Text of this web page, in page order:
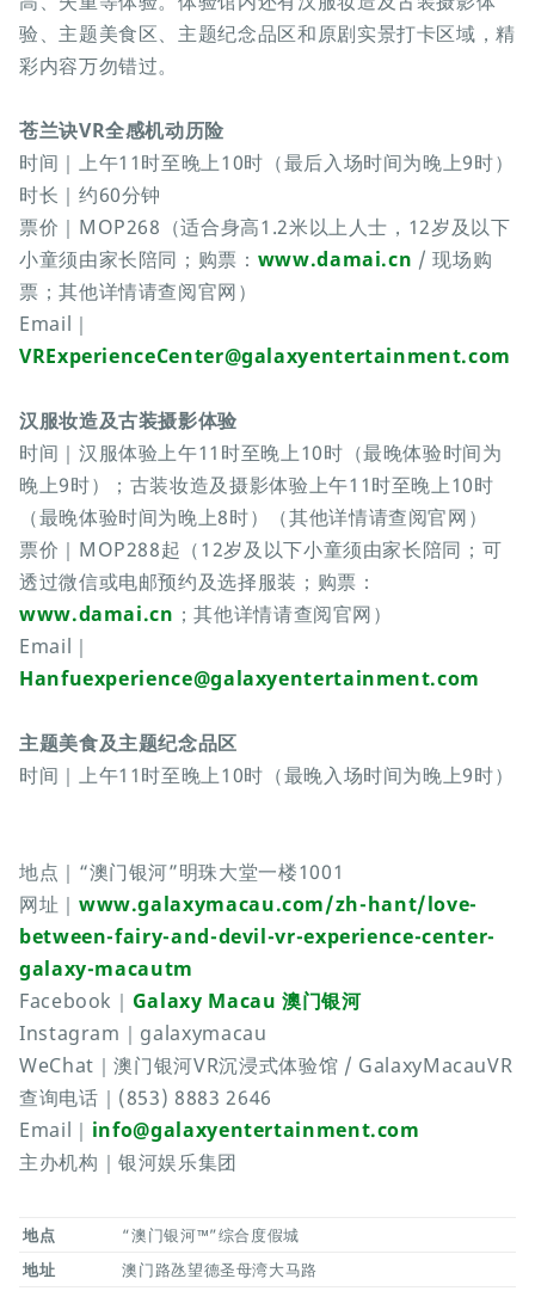
验、主题美食区、主题纪念品区和原剧实景打卡区域，精
彩内容万勿错过。
苍兰诀VR全感机动历险
时间｜上午11时至晚上10时（最后入场时间为晚上9时）
时长｜约60分钟
票价｜MOP268（适合身高1.2米以上人士，12岁及以下
小童须由家长陪同；购票： www.damai.cn / 现场购
票；其他详情请查阅官网）
Email｜
VRExperienceCenter@galaxyentertainment.com
汉服妆造及古装摄影体验
时间｜汉服体验上午11时至晚上10时（最晚体验时间为
晚上9时）；古装妆造及摄影体验上午11时至晚上10时
（最晚体验时间为晚上8时）（其他详情请查阅官网）
票价｜MOP288起（12岁及以下小童须由家长陪同；可
透过微信或电邮预约及选择服装；购票：
www.damai.cn ；其他详情请查阅官网）
Email｜
Hanfuexperience@galaxyentertainment.com
主题美食及主题纪念品区
时间｜上午11时至晚上10时（最晚入场时间为晚上9时）
地点｜“澳门银河”明珠大堂一楼1001
网址｜ www.galaxymacau.com/zh-hant/love-
between-fairy-and-devil-vr-experience-center-
galaxy-macautm
Facebook｜ Galaxy Macau 澳门银河
Instagram｜galaxymacau
WeChat｜澳门银河VR沉浸式体验馆 / GalaxyMacauVR
查询电话｜(853) 8883 2646
Email｜ info@galaxyentertainment.com
主办机构｜银河娱乐集团
地点
“澳门银河™”综合度假城
地址
澳门路氹望德圣母湾大马路